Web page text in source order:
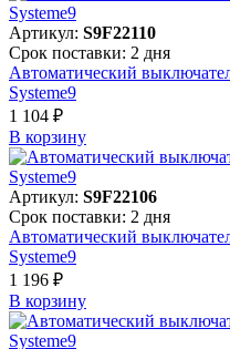
Артикул: S9F22110
Срок поставки: 2 дня
Автоматический
Systeme9
1 104 ₽
В корзинy
Артикул: S9F22106
Срок поставки: 2 дня
Автоматический
Systeme9
1 196 ₽
В корзинy